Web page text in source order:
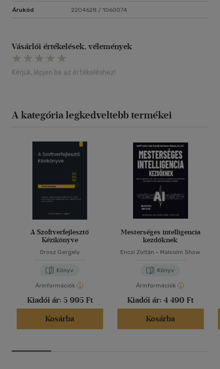
Árukód 2204628 / 1060074
Vásárlói értékelések, vélemények
Kérjük, lépjen be az értékeléshez!
A kategória legkedveltebb termékei
A Szoftverfejlesztő
Kézikönyve
Orosz Gergely
Könyv
Árinformációk
Kiadói ár: 5 995 Ft
Kosárba
Mesterséges intelligencia
kezdőknek
Enczi Zoltán - Malcolm Show
Könyv
Árinformációk
Kiadói ár: 4 490 Ft
Kosárba